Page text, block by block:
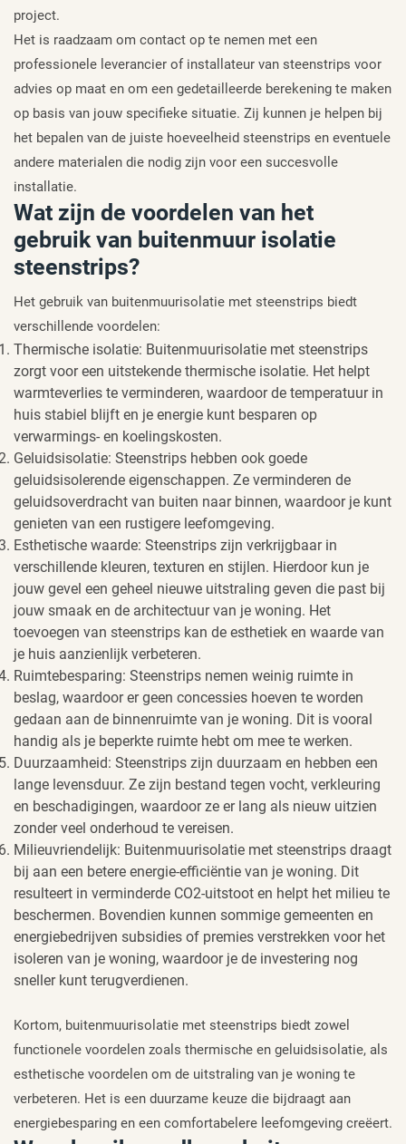
project.
Het is raadzaam om contact op te nemen met een
professionele leverancier of installateur van steenstrips voor
advies op maat en om een gedetailleerde berekening te maken
op basis van jouw specifieke situatie. Zij kunnen je helpen bij
het bepalen van de juiste hoeveelheid steenstrips en eventuele
andere materialen die nodig zijn voor een succesvolle
installatie.
Wat zijn de voordelen van het
gebruik van buitenmuur isolatie
steenstrips?
Het gebruik van buitenmuurisolatie met steenstrips biedt
verschillende voordelen:
Thermische isolatie: Buitenmuurisolatie met steenstrips
zorgt voor een uitstekende thermische isolatie. Het helpt
warmteverlies te verminderen, waardoor de temperatuur in
huis stabiel blijft en je energie kunt besparen op
verwarmings- en koelingskosten.
Geluidsisolatie: Steenstrips hebben ook goede
geluidsisolerende eigenschappen. Ze verminderen de
geluidsoverdracht van buiten naar binnen, waardoor je kunt
genieten van een rustigere leefomgeving.
Esthetische waarde: Steenstrips zijn verkrijgbaar in
verschillende kleuren, texturen en stijlen. Hierdoor kun je
jouw gevel een geheel nieuwe uitstraling geven die past bij
jouw smaak en de architectuur van je woning. Het
toevoegen van steenstrips kan de esthetiek en waarde van
je huis aanzienlijk verbeteren.
Ruimtebesparing: Steenstrips nemen weinig ruimte in
beslag, waardoor er geen concessies hoeven te worden
gedaan aan de binnenruimte van je woning. Dit is vooral
handig als je beperkte ruimte hebt om mee te werken.
Duurzaamheid: Steenstrips zijn duurzaam en hebben een
lange levensduur. Ze zijn bestand tegen vocht, verkleuring
en beschadigingen, waardoor ze er lang als nieuw uitzien
zonder veel onderhoud te vereisen.
Milieuvriendelijk: Buitenmuurisolatie met steenstrips draagt
bij aan een betere energie-efficiëntie van je woning. Dit
resulteert in verminderde CO2-uitstoot en helpt het milieu te
beschermen. Bovendien kunnen sommige gemeenten en
energiebedrijven subsidies of premies verstrekken voor het
isoleren van je woning, waardoor je de investering nog
sneller kunt terugverdienen.
Kortom, buitenmuurisolatie met steenstrips biedt zowel
functionele voordelen zoals thermische en geluidsisolatie, als
esthetische voordelen om de uitstraling van je woning te
verbeteren. Het is een duurzame keuze die bijdraagt aan
energiebesparing en een comfortabelere leefomgeving creëert.